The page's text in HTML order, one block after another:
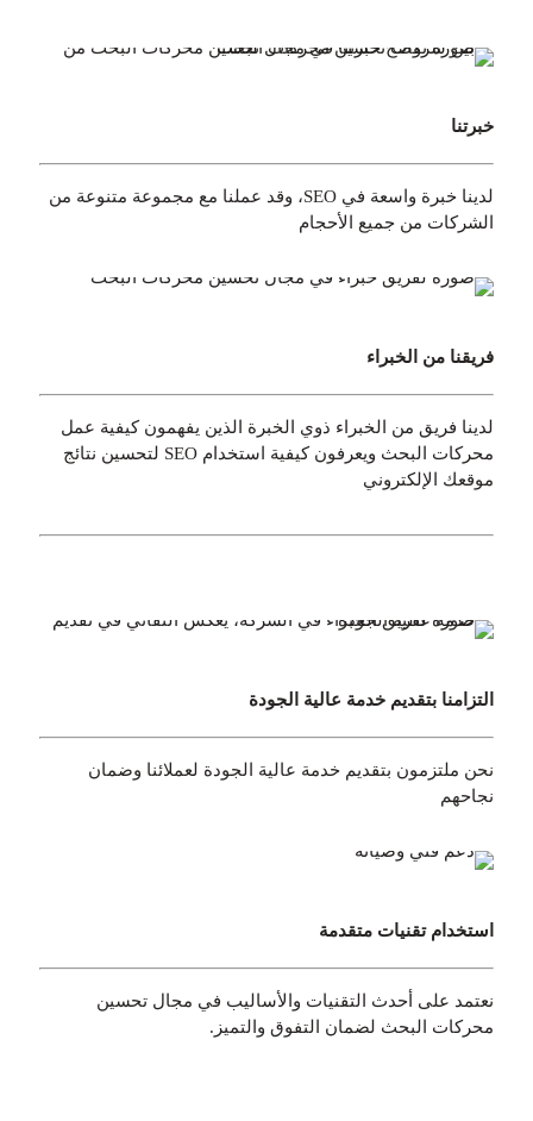
خبرتنا
لدينا خبرة واسعة في SEO، وقد عملنا مع مجموعة متنوعة من
الشركات من جميع الأحجام
فريقنا من الخبراء
لدينا فريق من الخبراء ذوي الخبرة الذين يفهمون كيفية عمل
محركات البحث ويعرفون كيفية استخدام SEO لتحسين نتائج
موقعك الإلكتروني
التزامنا بتقديم خدمة عالية الجودة
نحن ملتزمون بتقديم خدمة عالية الجودة لعملائنا وضمان
نجاحهم
استخدام تقنيات متقدمة
نعتمد على أحدث التقنيات والأساليب في مجال تحسين
محركات البحث لضمان التفوق والتميز.